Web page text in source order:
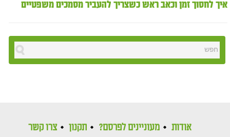
איך לחסוך זמן וכאב ראש כשצריך להעביר מסמכים משפטיים
אודות מעוניינים לפרסם? תקנון צרו קשר